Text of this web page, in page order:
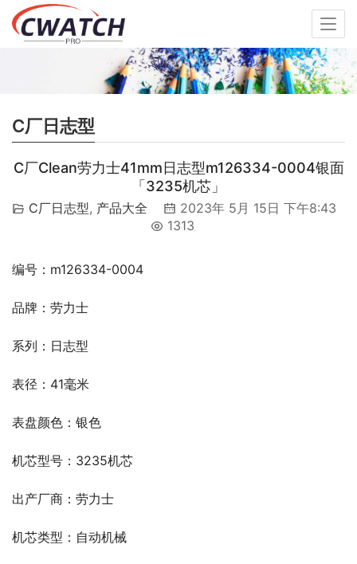
C厂日志型
C厂Clean劳力士41mm日志型m126334-0004银面
「3235机芯」
C厂日志型, 产品大全
2023年 5月 15日 下午8:43
1313
编号：m126334-0004
品牌：劳力士
系列：日志型
表径：41毫米
表盘颜色：银色
机芯型号：3235机芯
出产厂商：劳力士
机芯类型：自动机械